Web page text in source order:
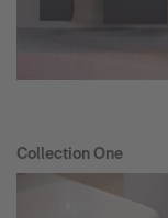
Collection One